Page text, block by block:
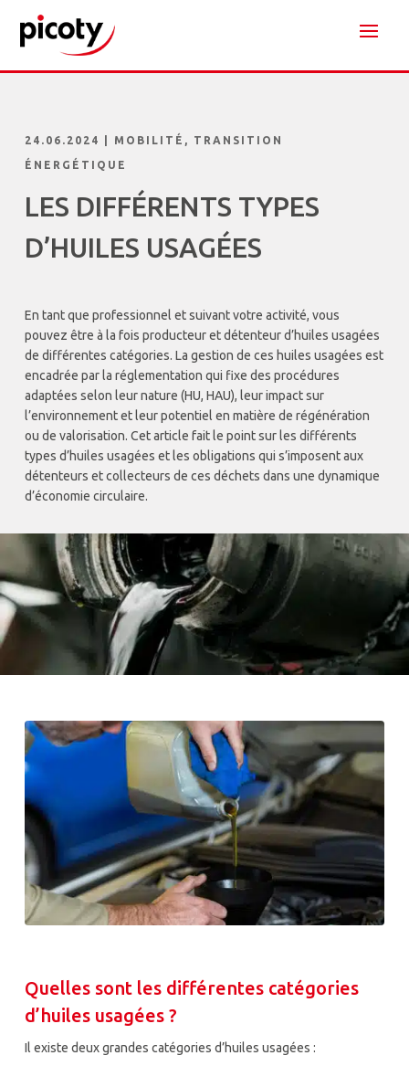
24.06.2024 MOBILITÉ , TRANSITION
ÉNERGÉTIQUE
LES DIFFÉRENTS TYPES
D’HUILES USAGÉES
En tant que professionnel et suivant votre activité, vous
pouvez être à la fois producteur et détenteur d’huiles usagées
de différentes catégories. La gestion de ces huiles usagées est
encadrée par la réglementation qui fixe des procédures
adaptées selon leur nature (HU, HAU), leur impact sur
l’environnement et leur potentiel en matière de régénération
ou de valorisation. Cet article fait le point sur les différents
types d’huiles usagées et les obligations qui s’imposent aux
détenteurs et collecteurs de ces déchets dans une dynamique
d’économie circulaire.
Quelles sont les différentes catégories
d’huiles usagées ?
Il existe deux grandes catégories d’huiles usagées :